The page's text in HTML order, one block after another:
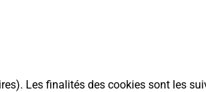
Les finalités des cookies sont les